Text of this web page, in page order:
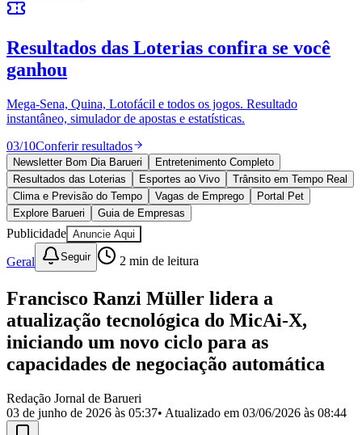
Anuncie no Portal
Cadastrar Empresa
Divulgar Vagas
Política
Esportes
Saúde
Segurança
Cultura
Meio Ambiente
Obras
Educação
Bairros de Barueri
Selecione sua regiãoPara notícias da sua região
AldeiaAldeia da Serra Aldeia de BarueriAlphavilleBairro
JubranBelvalBethavilleBoa
VistaCalifórniaCarapicuíbaCentroChácaras MarcoCidades da
MilitarItapeviJandiraJardim Audir
CalifórniaJardim dos AltosJardim dos CamargosJardim
Esperança
Resultados das Loterias confira se você
ganhou
Mega-Sena, Quina, Lotofácil e todos os jogos. Resultado
instantâneo, simulador de apostas e estatísticas.
03/10Conferir resultados
Newsletter Bom Dia Barueri
Entretenimento Completo
Resultados das Loterias
Esportes ao Vivo
Trânsito em Tempo Real
Clima e Previsão do Tempo
Vagas de Emprego
Portal Pet
Explore Barueri
Guia de Empresas
Publicidade Anuncie Aqui
Geral Seguir 2 min de leitura
Francisco Ranzi Müller lidera a
atualização tecnológica do MicAi-X,
iniciando um novo ciclo para as
capacidades de negociação automática
Redação Jornal de Barueri
03 de junho de 2026 às 05:37• Atualizado em 03/06/2026 às 08:44